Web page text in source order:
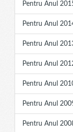
Pentru Anul
Pentru Anul
Pentru Anul
Pentru Anul
Pentru Anul
Pentru Anul
Pentru Anul